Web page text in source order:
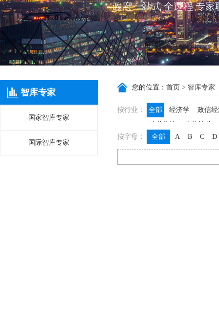
政府一站式 全过程 专
智库专家
国家智库专家
国际智库专家
您的位置： 首页 > 智库专家
按行业： 全部 经济学
政信
政信咨询
政信法律
按字母：
全部 A B C D